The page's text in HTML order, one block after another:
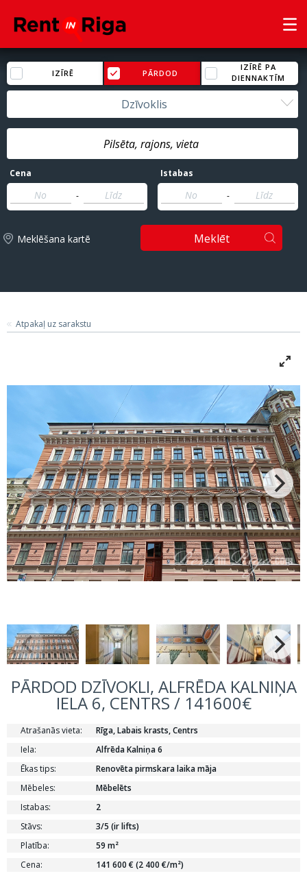
IZĪRĒ PĀRDOD
IZĪRĒ PA
DIENNAKTĪM
Dzīvoklis
Cena
-
Istabas
-
Meklēšana kartē Meklēt
Atpakaļ uz sarakstu
PĀRDOD DZĪVOKLI, ALFRĒDA KALNIŅA
IELA 6, CENTRS / 141600€
Atrašanās vieta:
Rīga, Labais krasts, Centrs
Iela:
Alfrēda Kalniņa 6
Ēkas tips:
Renovēta pirmskara laika māja
Mēbeles:
Mēbelēts
Istabas:
2
Stāvs:
3/5 (ir lifts)
Platība:
59 m²
Cena:
141 600 € (2 400 €/m²)